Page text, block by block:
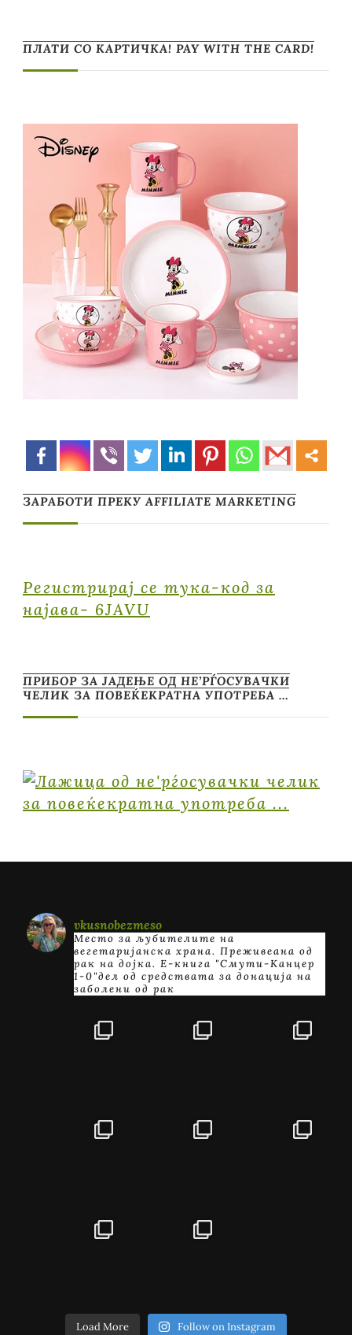
ПЛАТИ СО КАРТИЧКА! PAY WITH THE CARD!
ЗАРАБОТИ ПРЕКУ AFFILIATE MARKETING
Регистрирај се тука-код за
најава- 6JAVU
ПРИБОР ЗА ЈАДЕЊЕ ОД НЕ’РЃОСУВАЧКИ
ЧЕЛИК ЗА ПОВЕЌЕКРАТНА УПОТРЕБА …
vkusnobezmeso
Место за љубителите на
вегетаријанска храна. Преживеана од
рак на дојка. E-книга "Смути-Канцер
1-0"дел од средствата за донација на
заболени од рак
Load More Follow on Instagram